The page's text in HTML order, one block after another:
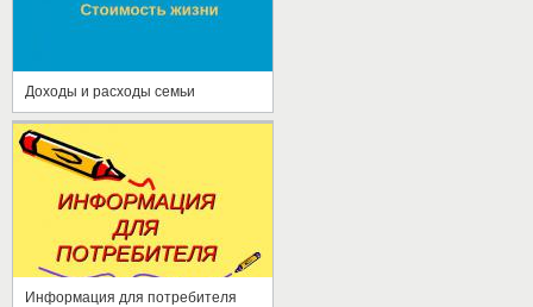
Доходы и расходы семьи
Информация для потребителя